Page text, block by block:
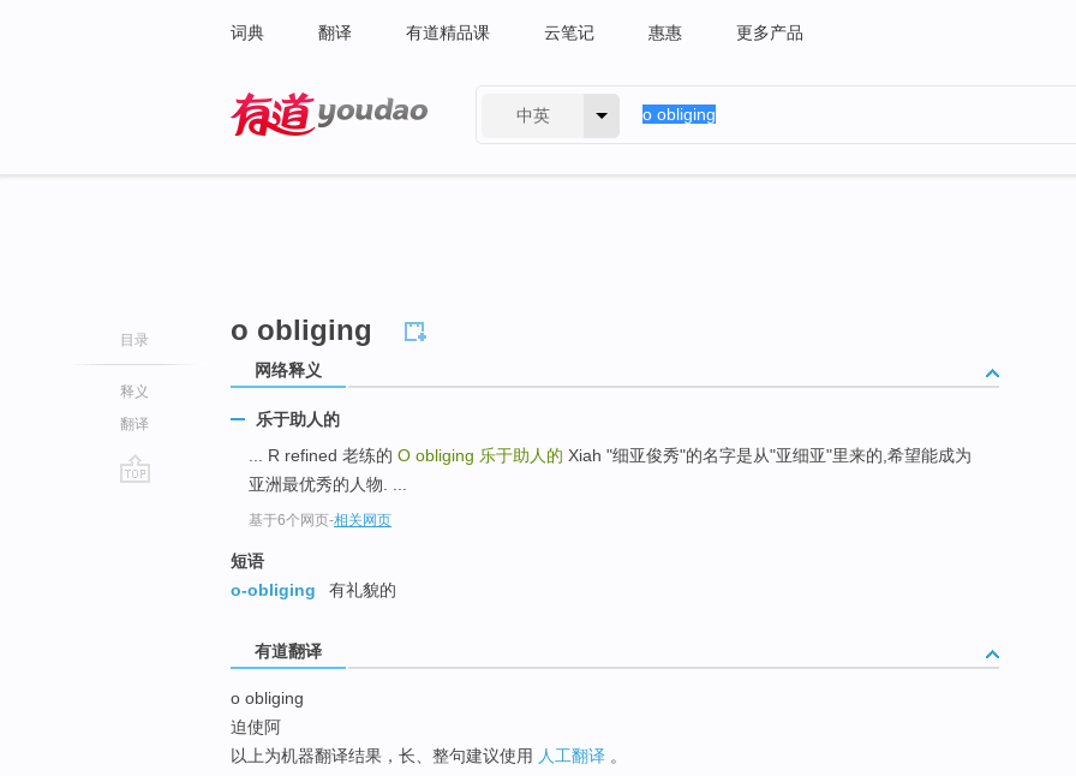
词典 翻译 有道精品课 云笔记 惠惠 更多产品
中英
目录
释义
翻译
o obliging
网络释义
乐于助人的
... R refined 老练的 O obliging 乐于助人的 Xiah "细亚俊秀"的名字是从"亚细亚"里来的,希望能成为
亚洲最优秀的人物. ...
基于6个网页-相关网页
短语
o-obliging
有礼貌的
有道翻译
o obliging
迫使阿
以上为机器翻译结果，长、整句建议使用 人工翻译 。